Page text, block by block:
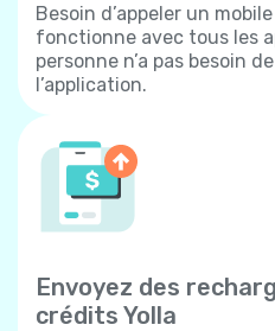
Besoin d’appeler un
fonctionne avec tous les
personne n’a pas besoin
l’application.
Envoyez des
crédits Yolla